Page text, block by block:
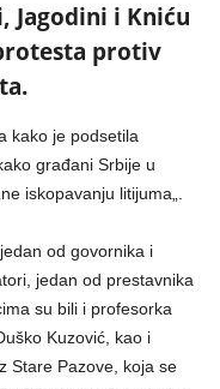
Jagodini i Kniću
protiv
kako je podsetila
građani Srbije u
iskopavanju litijuma„.
od govornika i
jedan od prestavnika
su bili i profesorka
Kuzović, kao i
Stare Pazove, koja se